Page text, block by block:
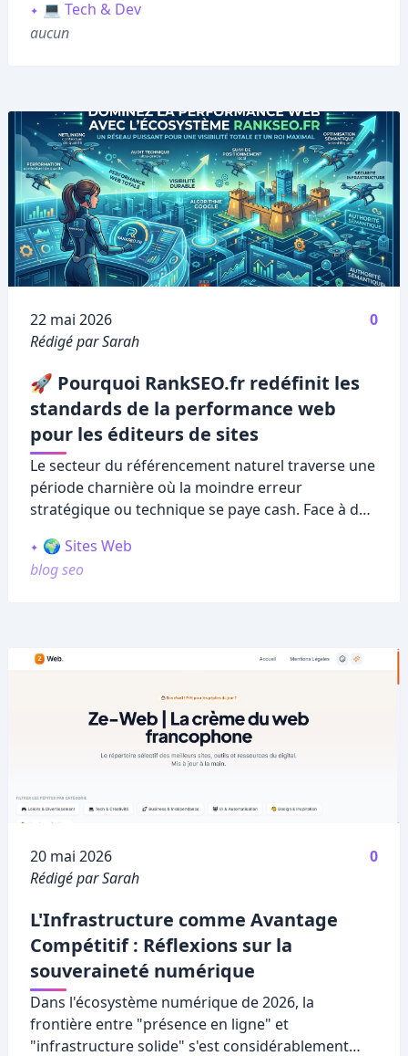
vous soyez un artisan sur
Grez-Neuville
le système rame ou qu'une connexion Wi-Fi
capricieuse vous empêche d'accéder à vos
documents, le besoin d'un expert local devient
vital.
💻 Tech & Dev
aucun
Publié le
22 mai 2026
0
Rédigé par Sarah
🚀 Pourquoi RankSEO.fr redéfinit les
standards de la performance web
pour les éditeurs de sites
Le secteur du référencement naturel traverse une
période charnière où la moindre erreur
stratégique ou technique se paye cash. Face à des
plus intelligents, capables d'analyser la pertinence
sémantique globale et la légitimité des profils de
🌍 Sites Web
blog seo
Publié le
20 mai 2026
0
Rédigé par Sarah
L'Infrastructure comme Avantage
Compétitif : Réflexions sur la
souveraineté numérique
Dans l'écosystème numérique de 2026, la
frontière entre "présence en ligne" et
"infrastructure solide" s'est considérablement